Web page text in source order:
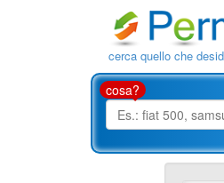
cerca quello che
cosa?